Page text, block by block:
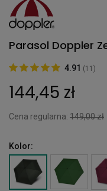
Parasol Doppler
4.91 (11)
144,45 zł
Cena regularna: 149,00 zł
Kolor: